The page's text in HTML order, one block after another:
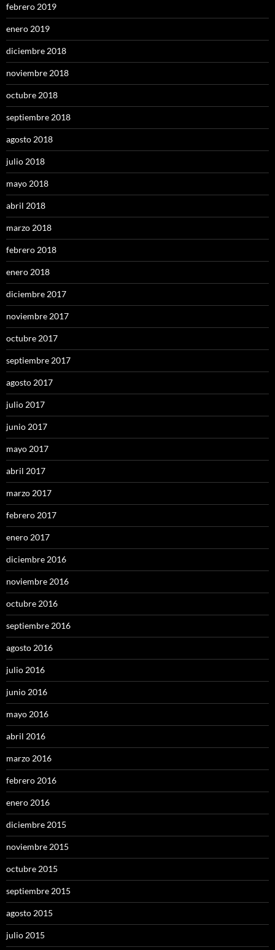
febrero 2019
enero 2019
diciembre 2018
noviembre 2018
octubre 2018
septiembre 2018
agosto 2018
julio 2018
mayo 2018
abril 2018
marzo 2018
febrero 2018
enero 2018
diciembre 2017
noviembre 2017
octubre 2017
septiembre 2017
agosto 2017
julio 2017
junio 2017
mayo 2017
abril 2017
marzo 2017
febrero 2017
enero 2017
diciembre 2016
noviembre 2016
octubre 2016
septiembre 2016
agosto 2016
julio 2016
junio 2016
mayo 2016
abril 2016
marzo 2016
febrero 2016
enero 2016
diciembre 2015
noviembre 2015
octubre 2015
septiembre 2015
agosto 2015
julio 2015